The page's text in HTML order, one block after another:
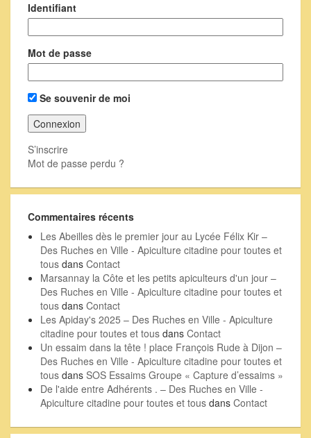
Identifiant
Mot de passe
Se souvenir de moi
S’inscrire
Mot de passe perdu ?
Commentaires récents
Les Abeilles dès le premier jour au Lycée Félix Kir –
Des Ruches en Ville - Apiculture citadine pour toutes et
tous dans Contact
Marsannay la Côte et les petits apiculteurs d'un jour –
Des Ruches en Ville - Apiculture citadine pour toutes et
tous dans Contact
Les Apiday's 2025 – Des Ruches en Ville - Apiculture
citadine pour toutes et tous dans Contact
Un essaim dans la tête ! place François Rude à Dijon –
Des Ruches en Ville - Apiculture citadine pour toutes et
tous dans SOS Essaims Groupe « Capture d’essaims »
De l'aide entre Adhérents . – Des Ruches en Ville -
Apiculture citadine pour toutes et tous dans Contact